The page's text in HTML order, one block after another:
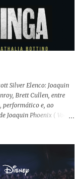
período histórico no qual
profundamente
liderado pela então
supostamente
ao modo de vida
Silver Elenco: Joaquin
Brett Cullen, entre
performático e, ao
Joaquin Phoenix ( Você
filme de herói. E muito
Não Case!) segue uma
na vida de um ser
do inicio ao fim da